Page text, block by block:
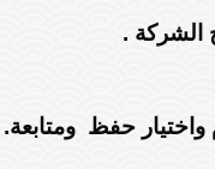
الشركة .
حفظ ومتابعة.